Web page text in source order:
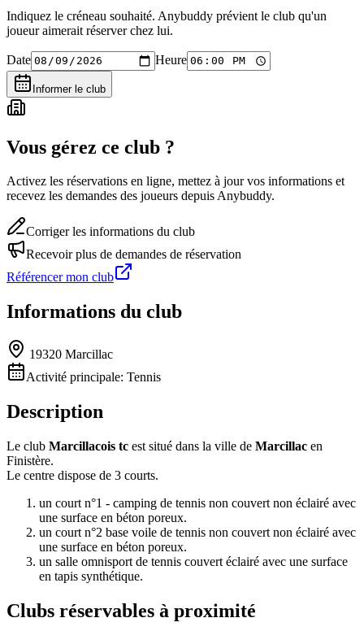
Indiquez le créneau souhaité. Anybuddy prévient le club qu'un
joueur aimerait réserver chez lui.
Date Heure
Informer le club
Vous gérez ce club ?
Activez les réservations en ligne, mettez à jour vos informations et
recevez les demandes des joueurs depuis Anybuddy.
Corriger les informations du club
Recevoir plus de demandes de réservation
Référencer mon club
Informations du club
19320 Marcillac
Activité principale: Tennis
Description
Le club Marcillacois tc est situé dans la ville de Marcillac en
Finistère.
Le centre dispose de 3 courts.
un court n°1 - camping de tennis non couvert non éclairé avec
une surface en béton poreux.
un court n°2 base voile de tennis non couvert non éclairé avec
une surface en béton poreux.
un salle omnisport de tennis couvert éclairé avec une surface
en tapis synthétique.
Clubs réservables à proximité